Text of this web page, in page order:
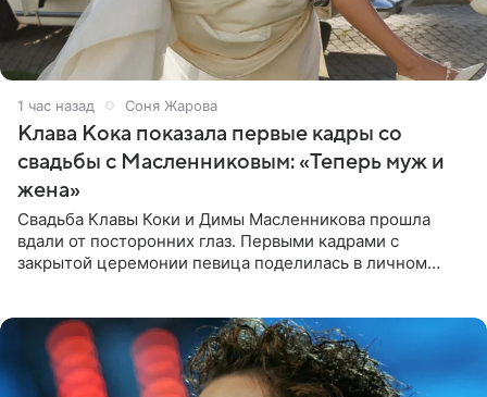
1 час назад Соня Жарова
Клава Кока показала первые кадры со
свадьбы с Масленниковым: «Теперь муж и
жена»
Свадьба Клавы Коки и Димы Масленникова прошла
вдали от посторонних глаз. Первыми кадрами с
закрытой церемонии певица поделилась в личном